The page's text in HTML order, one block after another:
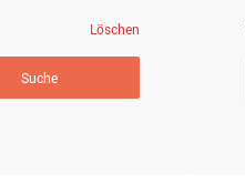
Löschen
Suche